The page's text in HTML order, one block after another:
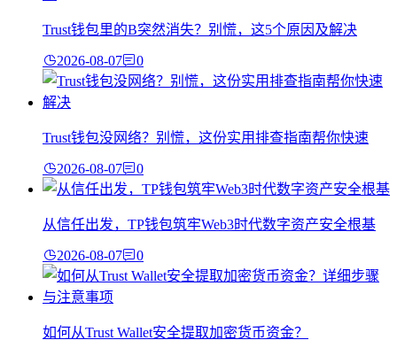
Trust钱包里的B突然消失？别慌，这5个原因及解决
2026-08-07 0
Trust钱包没网络？别慌，这份实用排查指南帮你快速
2026-08-07 0
从信任出发，TP钱包筑牢Web3时代数字资产安全根基
2026-08-07 0
如何从Trust Wallet安全提取加密货币资金？